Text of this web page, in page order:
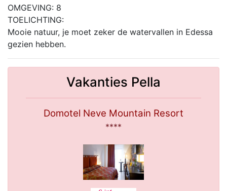
OMGEVING: 8
TOELICHTING:
Mooie natuur, je moet zeker de watervallen in Edessa
gezien hebben.
Vakanties Pella
Domotel Neve Mountain Resort
****